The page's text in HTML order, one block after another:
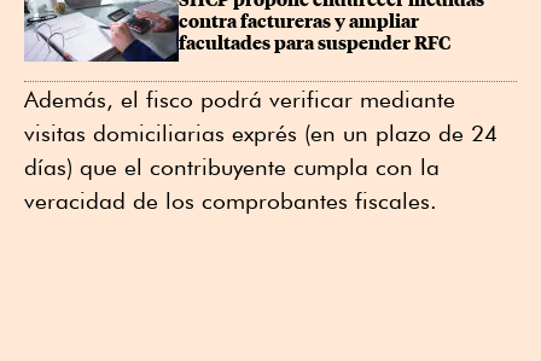
contra factureras y ampliar
facultades para suspender RFC
Además, el fisco podrá verificar mediante
visitas domiciliarias exprés (en un plazo de 24
días) que el contribuyente cumpla con la
veracidad de los comprobantes fiscales.